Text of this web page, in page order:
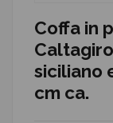
Coffa in
siciliano
cm ca.